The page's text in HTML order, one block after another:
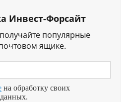
Инвест-Форсайт
популярные
ящике.
на обработку своих